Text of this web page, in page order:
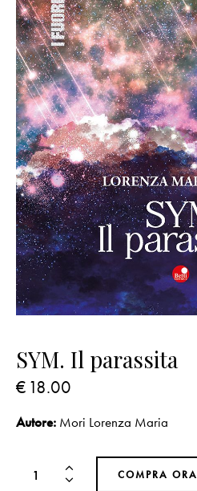
SYM. Il parassita
€ 18.00
Autore: Mori Lorenza Maria
COMPRA ORA